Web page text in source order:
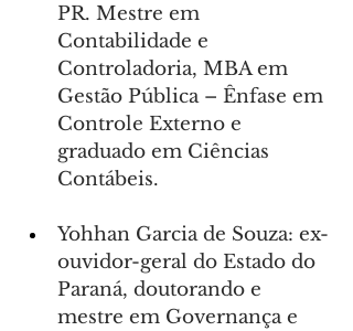
PR. Mestre em
Contabilidade e
Controladoria, MBA em
Gestão Pública – Ênfase em
Controle Externo e
graduado em Ciências
Contábeis.
Yohhan Garcia de Souza: ex-
ouvidor-geral do Estado do
Paraná, doutorando e
mestre em Governança e